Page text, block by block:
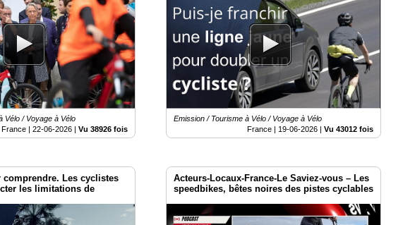
Vélo / Voyage à Vélo
France | 22-06-2026| Vu 38926 fois
Emission / Tourisme à Vélo / Voyage à Vélo
France | 19-06-2026 |Vu 43012 fois
comprendre. Les cyclistes
les limitations de
Acteurs-Locaux-France-Le Saviez-vous – Les
speedbikes, bêtes noires des pistes cyclables